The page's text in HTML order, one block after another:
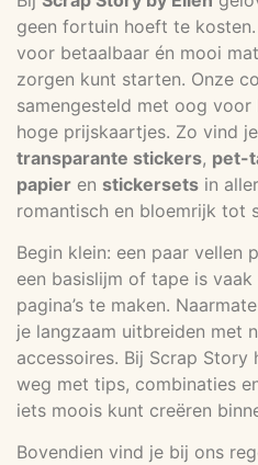
geen fortuin hoeft te
voor betaalbaar én mooi
zorgen kunt starten. Onze
samengesteld met oog
hoge prijskaartjes. Zo vind
transparante stickers, pet-
papier en stickersets in
romantisch en bloemrijk tot
Begin klein: een paar vellen
een basislijm of tape is
pagina’s te maken.
je langzaam uitbreiden met
accessoires. Bij Scrap Story
weg met tips, combinaties
iets moois kunt creëren
Bovendien vind je bij ons